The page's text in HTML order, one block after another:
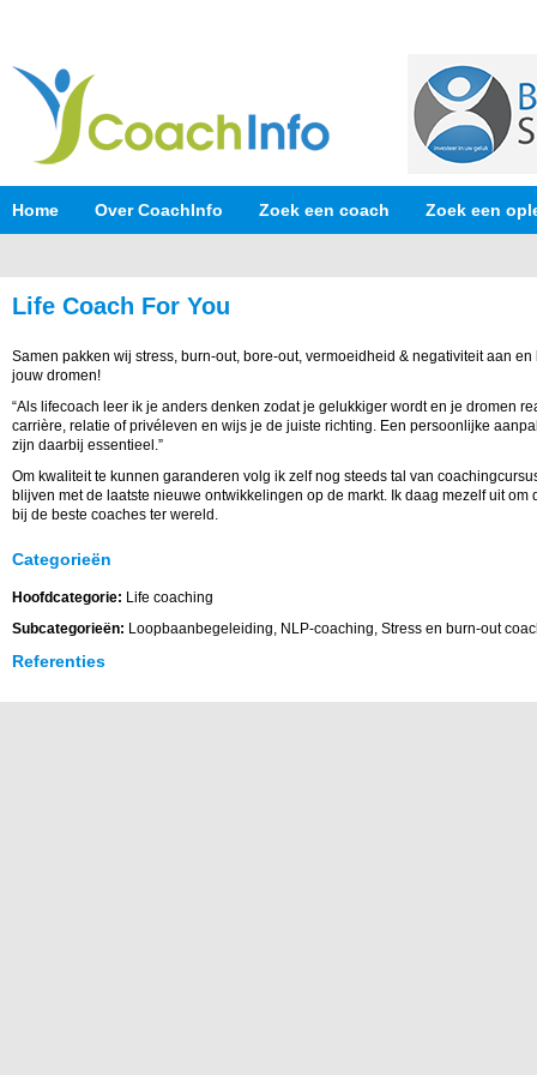
Home Over CoachInfo Zoek een coach Zoek een
Life Coach For You
Samen pakken wij stress, burn-out, bore-out, vermoeidheid & negativiteit aan
jouw dromen!
“Als lifecoach leer ik je anders denken zodat je gelukkiger wordt en je dromen
carrière, relatie of privéleven en wijs je de juiste richting. Een persoonlijke
zijn daarbij essentieel.”
Om kwaliteit te kunnen garanderen volg ik zelf nog steeds tal van
blijven met de laatste nieuwe ontwikkelingen op de markt. Ik daag mezelf uit
bij de beste coaches ter wereld.
Categorieën
Hoofdcategorie: Life coaching
Subcategorieën: Loopbaanbegeleiding, NLP-coaching, Stress en burn-out
Referenties